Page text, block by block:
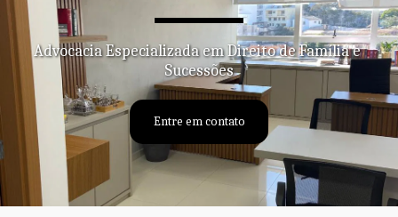
Advocacia Especializada em Direito de Família e
Sucessões
Entre em contato